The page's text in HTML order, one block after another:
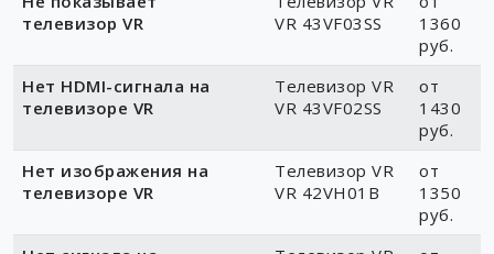
Не показывает
Телевизор VR
от
1360
руб.
Нет HDMI-сигнала на
Телевизор VR
от
1430
руб.
Нет изображения на
Телевизор VR
от
1350
руб.